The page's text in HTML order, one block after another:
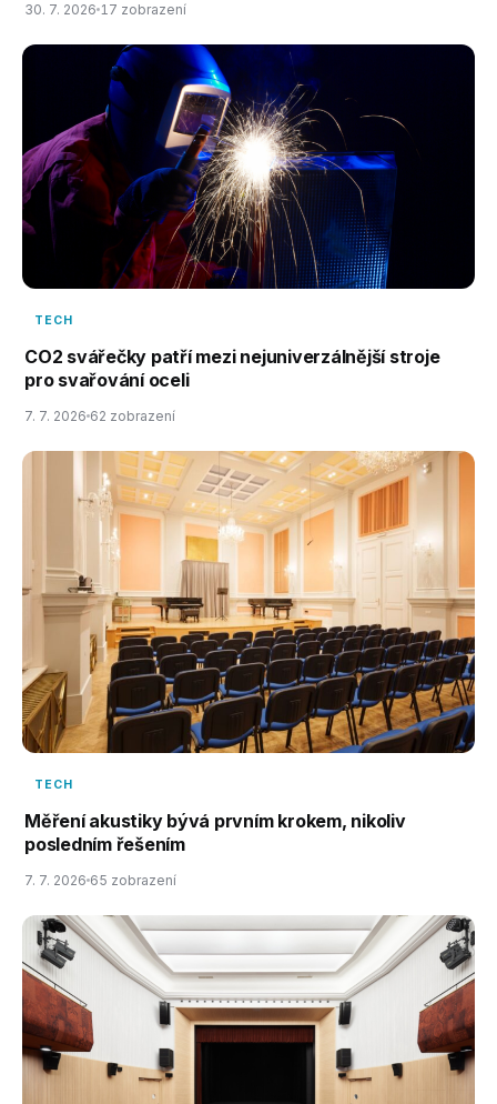
30. 7. 2026 17 zobrazení
TECH
CO2 svářečky patří mezi nejuniverzálnější stroje
pro svařování oceli
7. 7. 2026 62 zobrazení
TECH
Měření akustiky bývá prvním krokem, nikoliv
posledním řešením
7. 7. 2026 65 zobrazení